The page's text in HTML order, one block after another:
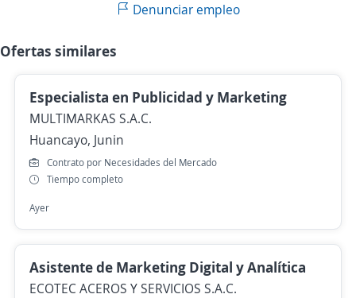
Denunciar empleo
Ofertas similares
Especialista en Publicidad y Marketing
MULTIMARKAS S.A.C.
Huancayo, Junin
Contrato por Necesidades del Mercado
Tiempo completo
Ayer
Asistente de Marketing Digital y Analítica
ECOTEC ACEROS Y SERVICIOS S.A.C.